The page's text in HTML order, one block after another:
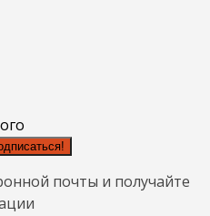
почты и получайте